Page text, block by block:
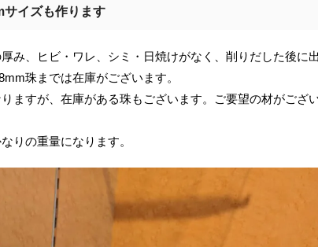
イズも作ります
み、ヒビ・ワレ、シミ・日焼けがなく、削りだした後に
珠までは在庫がございます。
ますが、在庫がある珠もございます。ご要望の材がござ
りの重量になります。